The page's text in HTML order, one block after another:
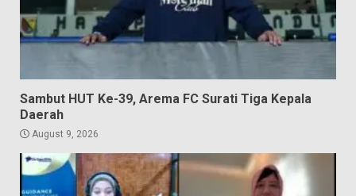
Sambut HUT Ke-39, Arema FC Surati Tiga Kepala
Daerah
August 9, 2026